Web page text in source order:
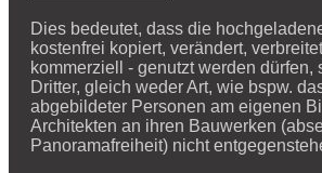
Dies bedeutet, dass die
kostenfrei kopiert, verändert,
kommerziell - genutzt werden dürfen,
Dritter, gleich weder Art, wie bspw.
abgebildeter Personen am eigenen
Architekten an ihren Bauwerken
Panoramafreiheit) nicht